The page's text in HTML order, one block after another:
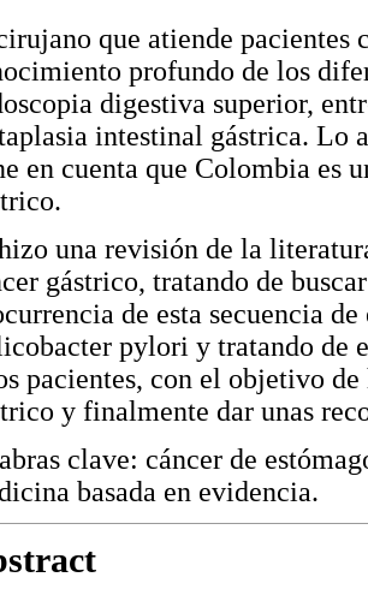
que atiende pacientes
profundo de los
digestiva superior,
intestinal gástrica. Lo
en cuenta que Colombia es
una revisión de la
gástrico, tratando de
de esta secuencia
pylori y tratando de
pacientes, con el objetivo
y finalmente dar unas
clave: cáncer de
basada en evidencia.